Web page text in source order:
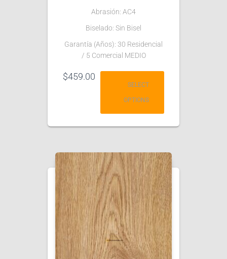
Abrasión: AC4
Biselado: Sin Bisel
Garantía (Años): 30 Residencial
/ 5 Comercial MEDIO
$459.00
SELECT
OPTIONS